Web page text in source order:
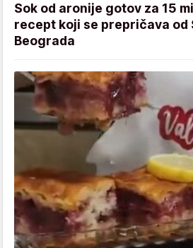
Sok od aronije gotov za 15
recept koji se prepričava od
Beograda